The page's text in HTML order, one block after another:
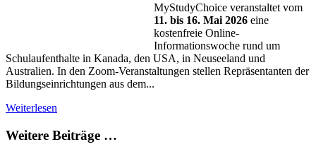
MyStudyChoice veranstaltet vom
11. bis 16. Mai 2026 eine
kostenfreie Online-
Informationswoche rund um
Schulaufenthalte in Kanada, den USA, in Neuseeland und
Australien. In den Zoom-Veranstaltungen stellen Repräsentanten der
Bildungseinrichtungen aus dem...
Weiterlesen
Weitere Beiträge …